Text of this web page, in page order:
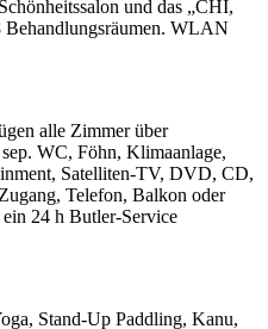
und das „CHI,
Behandlungsräumen. WLAN
alle Zimmer über
WC, Föhn, Klimaanlage,
Satelliten-TV, DVD, CD,
Telefon, Balkon oder
ein 24 h Butler-Service
Stand-Up Paddling, Kanu,